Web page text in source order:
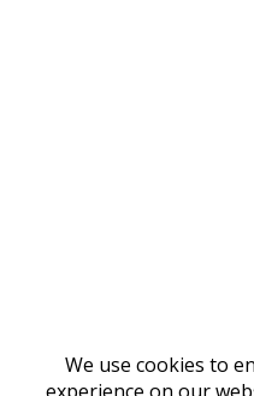
We use cookies to